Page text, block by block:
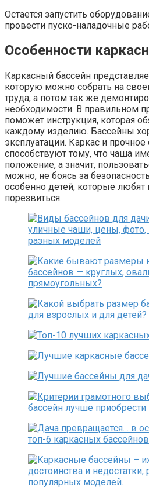
Остается запустить
провести пуско-наладочные
Особенности
Каркасный бассейн
которую можно собрать на
труда, а потом так же
необходимости. В правильном
поможет инструкция, которая
каждому изделию. Бассейны
эксплуатации. Каркас и прочное
способствуют тому, что чаша
положение, а значит,
можно, не боясь за
особенно детей, которые любят
порезвиться.